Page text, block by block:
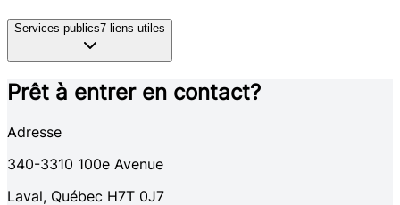
Services publics7 liens utiles
Prêt à entrer en contact?
Adresse
340-3310 100e Avenue
Laval, Québec H7T 0J7